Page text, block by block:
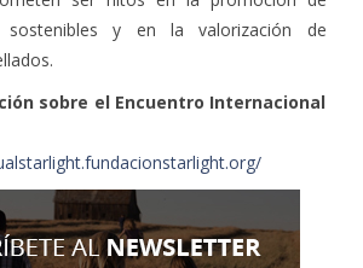
ser hitos en la promoción de
sostenibles y en la valorización de